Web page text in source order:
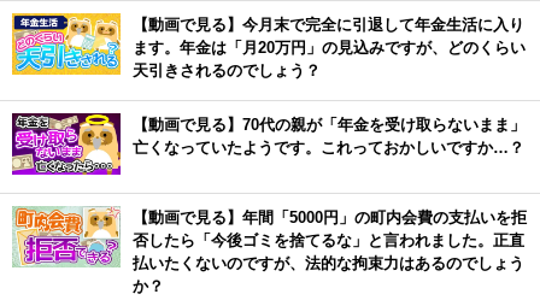
【動画で見る】今月末で完全に引退して年金生活に入り
ます。年金は「月20万円」の見込みですが、どのくらい
天引きされるのでしょう？
【動画で見る】70代の親が「年金を受け取らないまま」
亡くなっていたようです。これっておかしいですか…？
【動画で見る】年間「5000円」の町内会費の支払いを拒
否したら「今後ゴミを捨てるな」と言われました。正直
払いたくないのですが、法的な拘束力はあるのでしょう
か？